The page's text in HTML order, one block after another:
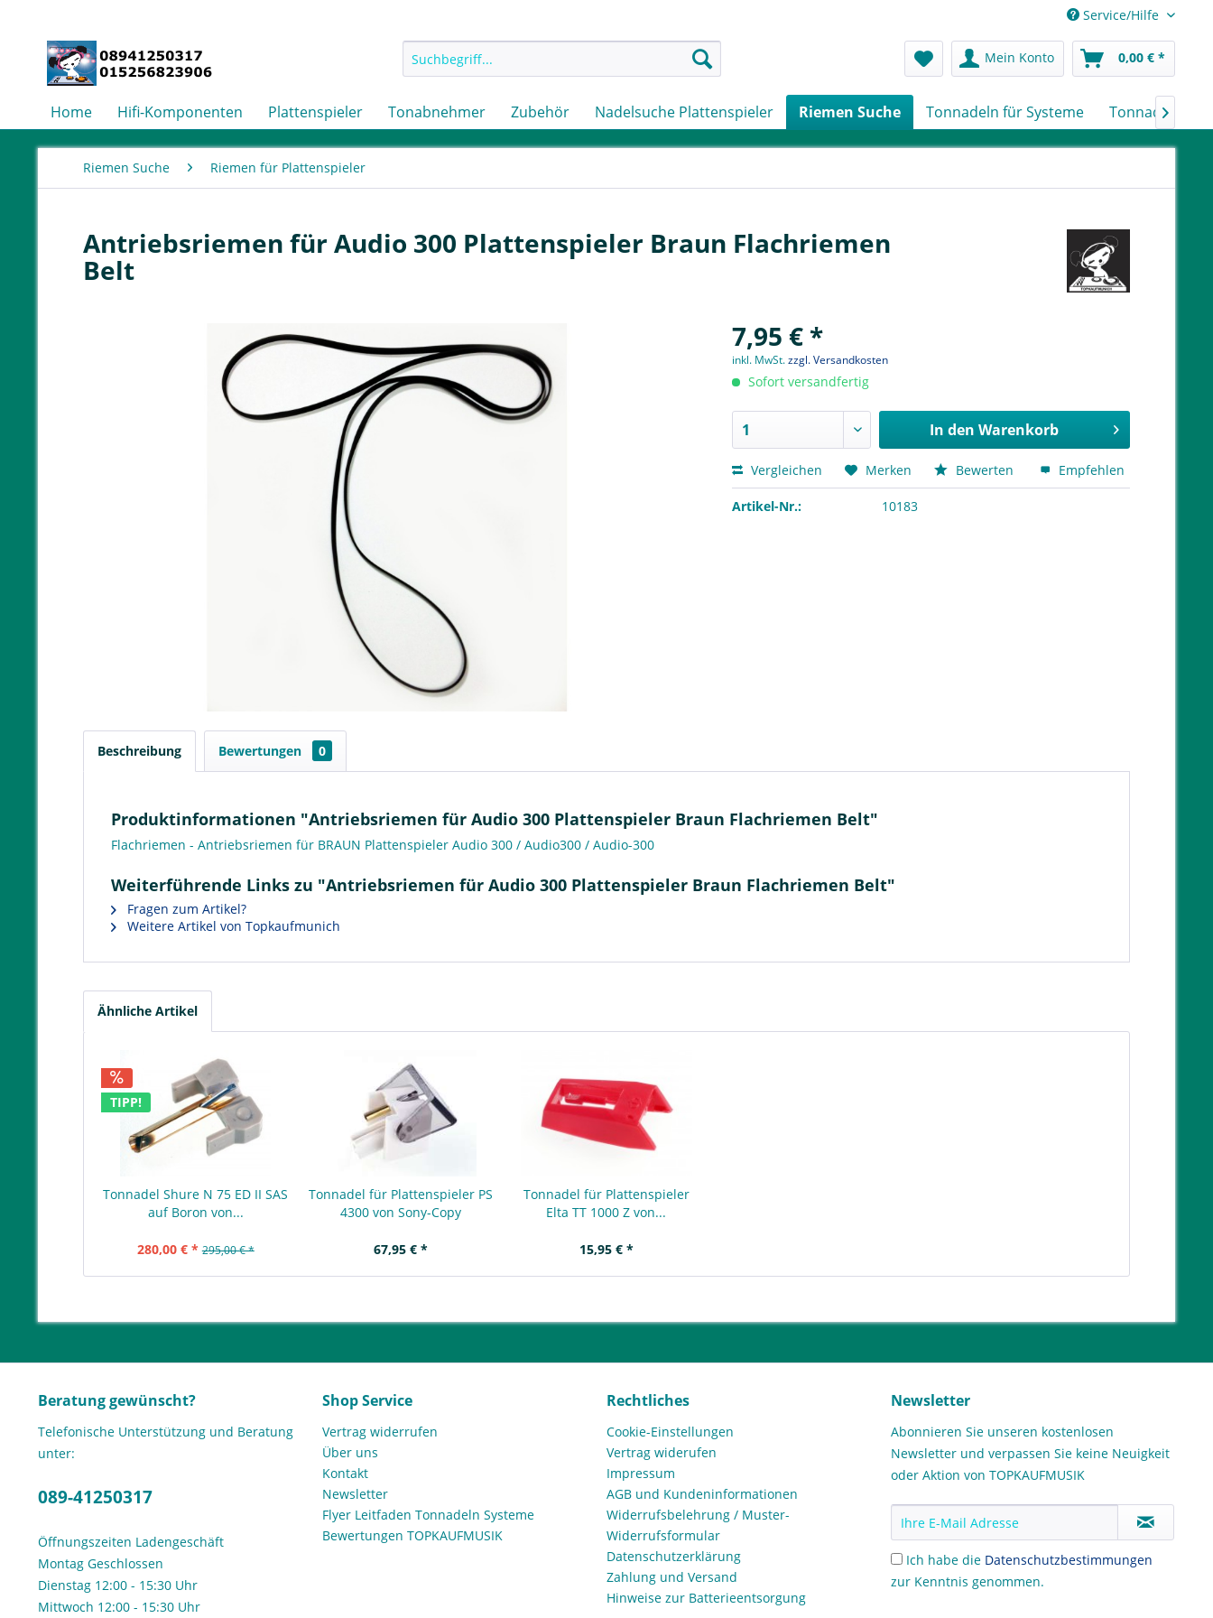
Service/Hilfe
Mein Konto 0,00 € *
Home Hifi-Komponenten Plattenspieler Tonabnehmer Zubehör Nadelsuche Plattenspieler Riemen Suche Tonnadeln für Systeme Tonnadeln

Riemen Suche Riemen für Plattenspieler
Antriebsriemen für Audio 300 Plattenspieler Braun Flachriemen
Belt
7,95 € *
inkl. MwSt.zzgl. Versandkosten
Sofort versandfertig
In den Warenkorb
Vergleichen Merken Bewerten Empfehlen
Artikel-Nr.: 10183
Beschreibung Bewertungen 0
Produktinformationen "Antriebsriemen für Audio 300 Plattenspieler Braun Flachriemen Belt"
Flachriemen - Antriebsriemen für BRAUN Plattenspieler Audio 300 / Audio300 / Audio-300
Weiterführende Links zu "Antriebsriemen für Audio 300 Plattenspieler Braun Flachriemen Belt"
Fragen zum Artikel?
Weitere Artikel von Topkaufmunich
Ähnliche Artikel
TIPP!
Tonnadel Shure N 75 ED II SAS
auf Boron von...
280,00 € * 295,00 € *
Tonnadel für Plattenspieler PS
4300 von Sony-Copy
67,95 € *
Tonnadel für Plattenspieler
Elta TT 1000 Z von...
15,95 € *
Beratung gewünscht?
Telefonische Unterstützung und Beratung
unter:
089-41250317
Öffnungszeiten Ladengeschäft
Montag Geschlossen
Dienstag 12:00 - 15:30 Uhr
Mittwoch 12:00 - 15:30 Uhr
Shop Service
Vertrag widerrufen
Über uns
Kontakt
Newsletter
Flyer Leitfaden Tonnadeln Systeme
Bewertungen TOPKAUFMUSIK
Rechtliches
Cookie-Einstellungen
Vertrag widerufen
Impressum
AGB und Kundeninformationen
Widerrufsbelehrung / Muster-
Widerrufsformular
Datenschutzerklärung
Zahlung und Versand
Hinweise zur Batterieentsorgung
Newsletter
Abonnieren Sie unseren kostenlosen
Newsletter und verpassen Sie keine Neuigkeit
oder Aktion von TOPKAUFMUSIK
Ich habe die Datenschutzbestimmungen
zur Kenntnis genommen.